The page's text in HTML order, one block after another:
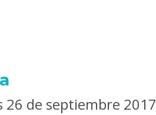
26 de septiembre 2017